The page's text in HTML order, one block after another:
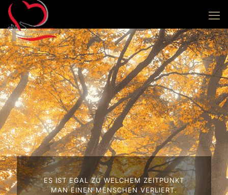
ES IST EGAL ZU WELCHEM ZEITPUNKT
MAN EINEN MENSCHEN VERLIERT.